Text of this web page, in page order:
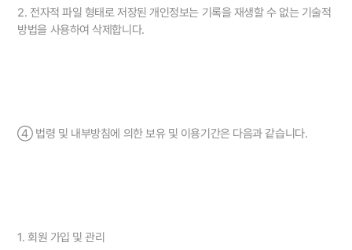
2. 전자적 파일 형태로 저장된 개인정보는 기록을 재생할 수 없는 기술적
방법을 사용하여 삭제합니다.
④ 법령 및 내부방침에 의한 보유 및 이용기간은 다음과 같습니다.
1. 회원 가입 및 관리